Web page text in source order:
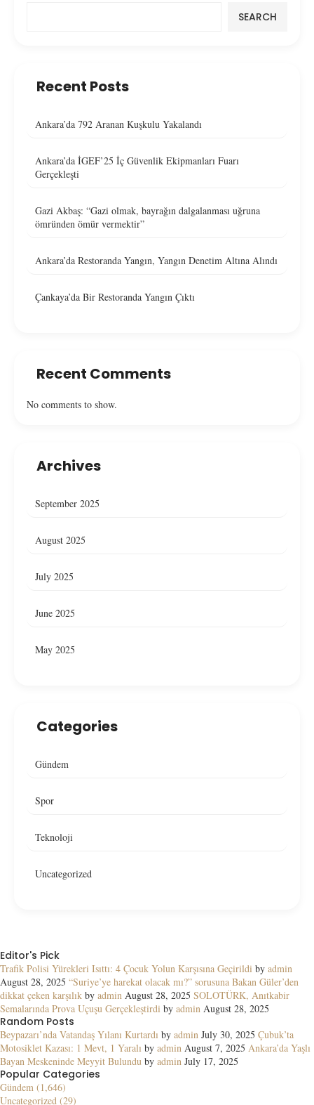
SEARCH
Recent Posts
Ankara’da 792 Aranan Kuşkulu Yakalandı
Ankara’da İGEF’25 İç Güvenlik Ekipmanları Fuarı
Gerçekleşti
Gazi Akbaş: “Gazi olmak, bayrağın dalgalanması uğruna
ömründen ömür vermektir”
Ankara’da Restoranda Yangın, Yangın Denetim Altına Alındı
Çankaya’da Bir Restoranda Yangın Çıktı
Recent Comments
No comments to show.
Archives
September 2025
August 2025
July 2025
June 2025
May 2025
Categories
Gündem
Spor
Teknoloji
Uncategorized
Editor's Pick
Trafik Polisi Yürekleri Isıttı: 4 Çocuk Yolun Karşısına Geçirildi by admin
August 28, 2025 “Suriye’ye harekat olacak mı?” sorusuna Bakan Güler’den
dikkat çeken karşılık by admin August 28, 2025 SOLOTÜRK, Anıtkabir
Semalarında Prova Uçuşu Gerçekleştirdi by admin August 28, 2025
Random Posts
Beypazarı’nda Vatandaş Yılanı Kurtardı by admin July 30, 2025 Çubuk’ta
Motosiklet Kazası: 1 Mevt, 1 Yaralı by admin August 7, 2025 Ankara’da Yaşlı
Bayan Meskeninde Meyyit Bulundu by admin July 17, 2025
Popular Categories
Gündem (1,646)
Uncategorized (29)